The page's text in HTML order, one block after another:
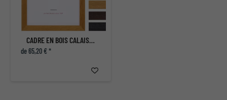
CADRE EN BOIS CALAIS SUR MESURE
de 65,20 € *